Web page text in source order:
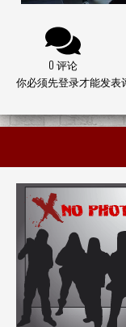
0 评论
你必须先登录才能发表